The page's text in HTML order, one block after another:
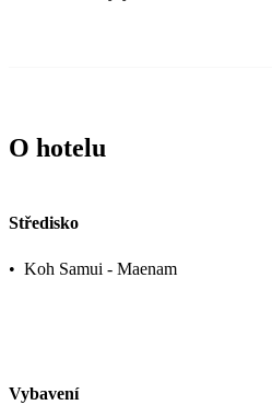
O hotelu
Středisko
• Koh Samui - Maenam
Vybavení